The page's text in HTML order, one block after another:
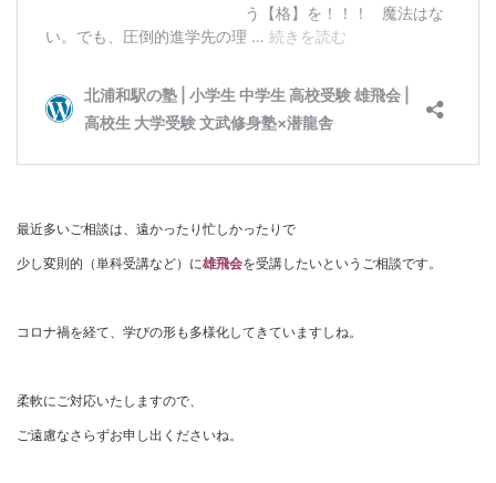
最近多いご相談は、遠かったり忙しかったりで
少し変則的（単科受講など）に雄飛会を受講したいというご相談です。
コロナ禍を経て、学びの形も多様化してきていますしね。
柔軟にご対応いたしますので、
ご遠慮なさらずお申し出くださいね。